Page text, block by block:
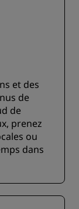
et des
de
de
prenez
ou
dans